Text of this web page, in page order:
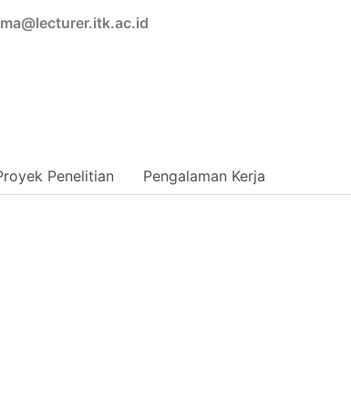
Penelitian Pengalaman Kerja